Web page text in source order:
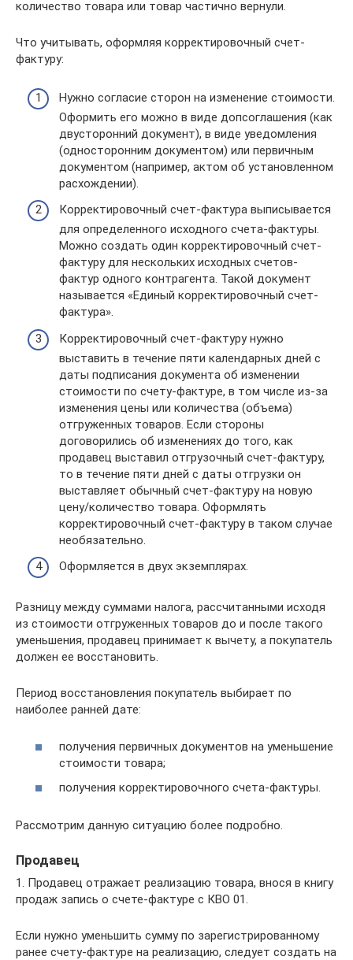
количество товара или товар частично вернули.
Что учитывать, оформляя корректировочный счет-
фактуру:
Нужно согласие сторон на изменение стоимости.
Оформить его можно в виде допсоглашения (как
двусторонний документ), в виде уведомления
(односторонним документом) или первичным
документом (например, актом об установленном
расхождении).
Корректировочный счет-фактура выписывается
для определенного исходного счета-фактуры.
Можно создать один корректировочный счет-
фактуру для нескольких исходных счетов-
фактур одного контрагента. Такой документ
называется «Единый корректировочный счет-
фактура».
Корректировочный счет-фактуру нужно
выставить в течение пяти календарных дней с
даты подписания документа об изменении
стоимости по счету-фактуре, в том числе из-за
изменения цены или количества (объема)
отгруженных товаров. Если стороны
договорились об изменениях до того, как
продавец выставил отгрузочный счет-фактуру,
то в течение пяти дней с даты отгрузки он
выставляет обычный счет-фактуру на новую
цену/количество товара. Оформлять
корректировочный счет-фактуру в таком случае
необязательно.
Оформляется в двух экземплярах.
Разницу между суммами налога, рассчитанными исходя
из стоимости отгруженных товаров до и после такого
уменьшения, продавец принимает к вычету, а покупатель
должен ее восстановить.
Период восстановления покупатель выбирает по
наиболее ранней дате:
получения первичных документов на уменьшение
стоимости товара;
получения корректировочного счета-фактуры.
Рассмотрим данную ситуацию более подробно.
Продавец
1. Продавец отражает реализацию товара, внося в книгу
продаж запись о счете-фактуре с КВО 01.
Если нужно уменьшить сумму по зарегистрированному
ранее счету-фактуре на реализацию, следует создать на